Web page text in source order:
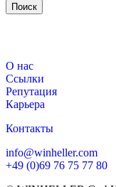
Поиск
О нас
Ссылки
Репутация
Карьера
Контакты
info@winheller.com
+49 (0)69 76 75 77 80